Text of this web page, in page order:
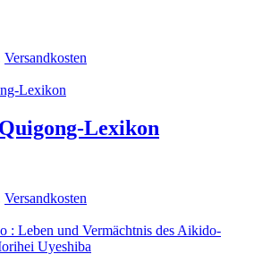
Versandkosten
Lexikon
Versandkosten